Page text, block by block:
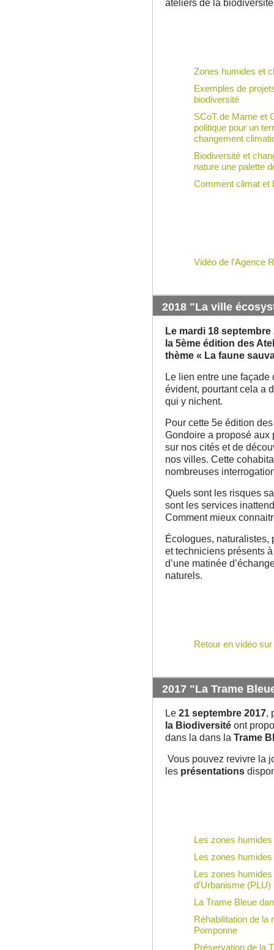
ateliers de la
Zones humides et
Exemples de
biodiversité
SCoT de Marne et
politique pour un
changement
Biodiversité et
nature une palette
Comment climat et
Vidéo de l’Agence
2018 "La ville
Le mardi 18
la 5ème édition des
thème « La faune
Le lien entre une façade
évident, pourtant cela a
qui y nichent.
Pour cette 5e édition
Gondoire a proposé aux
sur nos cités et de
nos villes. Cette
nombreuses
Quels sont les risques
sont les services
Comment mieux
Écologues, naturalistes,
et techniciens présents
d’une matinée
naturels.
Retour en vidéo
2017 "La Trame
Le 21 septembre 2017,
la Biodiversité ont
dans la dans la Trame
Vous pouvez revivre la
les présentations
Les zones
Les zones
Les zones
d'Urbanisme (PLU)
La Trame Bleue
Réhabilitation de la
Pomponne
Préservation de la